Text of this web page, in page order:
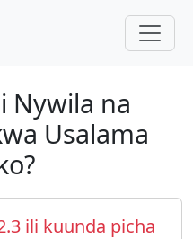
Nywila na
Usalama
ili kuunda picha